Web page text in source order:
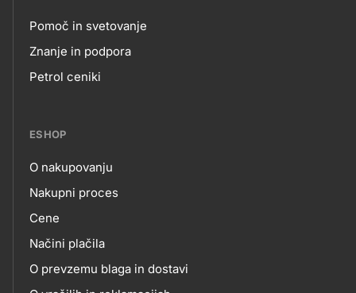
Footer
links
Pomoč in svetovanje
Znanje in podpora
Petrol ceniki
ESHOP
eshop
O nakupovanju
Nakupni proces
Cene
Načini plačila
O prevzemu blaga in dostavi